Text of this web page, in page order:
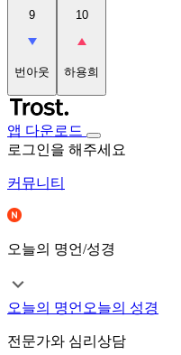
9
번아웃
10
하용희
앱 다운로드
로그인을 해주세요
커뮤니티
오늘의 명언/성경
오늘의 명언 오늘의 성경
전문가와 심리상담